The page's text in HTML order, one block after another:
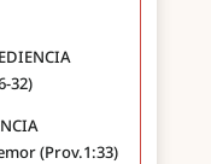
32)
(Prov.1:33)